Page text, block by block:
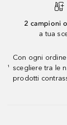
2 campioni
a tua
¹
Con ogni
scegliere tra le
prodotti